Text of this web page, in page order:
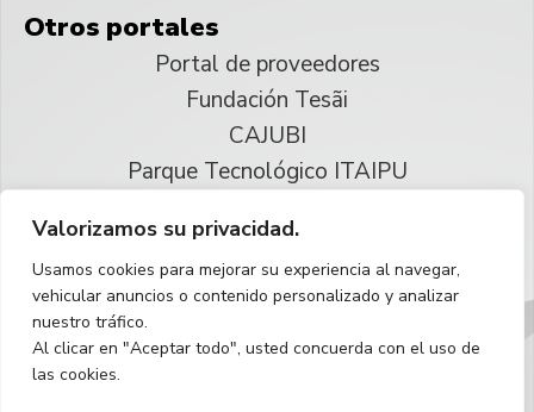
Valorizamos su privacidad.
Usamos cookies para mejorar su experiencia al navegar,
vehicular anuncios o contenido personalizado y analizar
nuestro tráfico.
Al clicar en "Aceptar todo", usted concuerda con el uso de
las cookies.
Otros portales
Portal de proveedores
Fundación Tesãi
CAJUBI
Parque Tecnológico ITAIPU
Reservados todos los derechos
Español